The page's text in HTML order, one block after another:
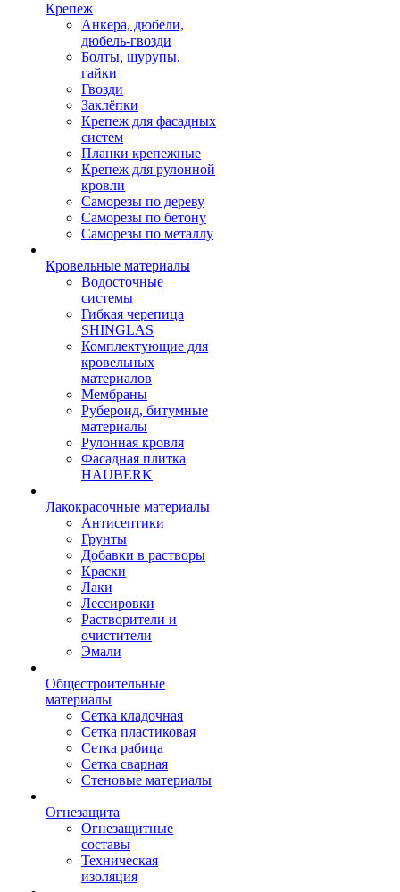
Крепеж
Анкера, дюбели,
дюбель-гвозди
Болты, шурупы,
гайки
Гвозди
Заклёпки
Крепеж для фасадных
систем
Планки крепежные
Крепеж для рулонной
кровли
Саморезы по дереву
Саморезы по бетону
Саморезы по металлу
Кровельные материалы
Водосточные
системы
Гибкая черепица
SHINGLAS
Комплектующие для
кровельных
материалов
Мембраны
Рубероид, битумные
материалы
Рулонная кровля
Фасадная плитка
HAUBERK
Лакокрасочные материалы
Антисептики
Грунты
Добавки в растворы
Краски
Лаки
Лессировки
Растворители и
очистители
Эмали
Общестроительные
материалы
Сетка кладочная
Сетка пластиковая
Сетка рабица
Сетка сварная
Стеновые материалы
Огнезащита
Огнезащитные
составы
Техническая
изоляция